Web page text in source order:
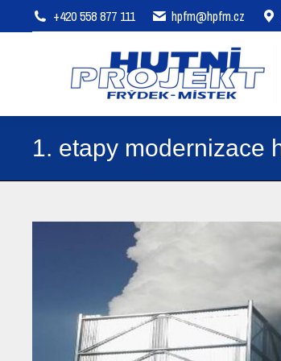
+420 558 877 111 hpfm@hpfm.cz
1. etapy modernizace
O společnosti